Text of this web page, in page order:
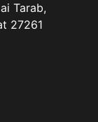
Tarab,
27261